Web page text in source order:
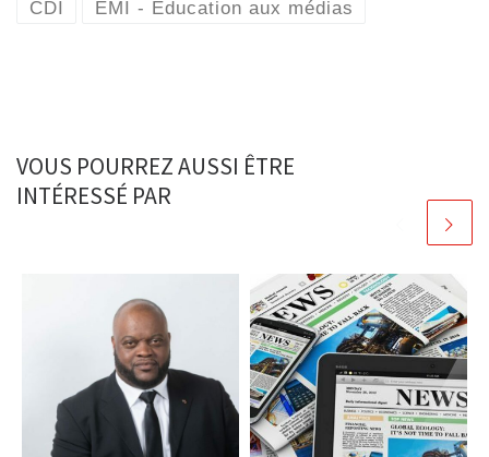
CDI EMI - Education aux médias
VOUS POURREZ AUSSI ÊTRE
INTÉRESSÉ PAR